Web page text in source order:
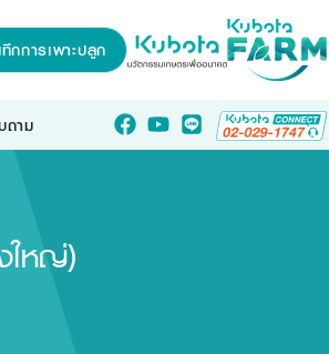
กการเพาะปลูก
าม
ใหญ่)